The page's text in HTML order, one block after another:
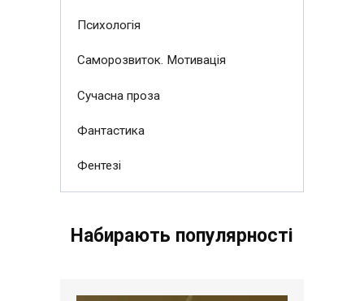
Психологія
Саморозвиток. Мотивація
Сучасна проза
Фантастика
Фентезі
Набирають популярності